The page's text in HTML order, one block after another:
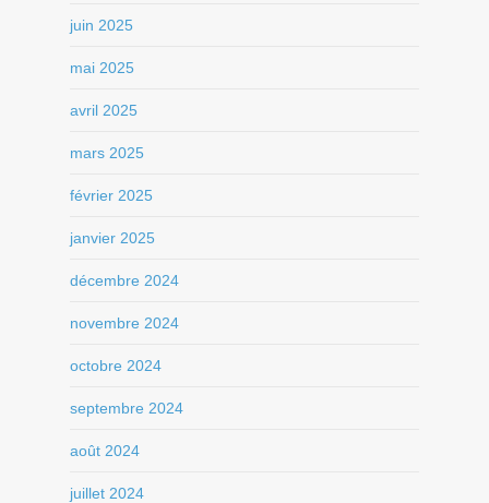
juin 2025
mai 2025
avril 2025
mars 2025
février 2025
janvier 2025
décembre 2024
novembre 2024
octobre 2024
septembre 2024
août 2024
juillet 2024